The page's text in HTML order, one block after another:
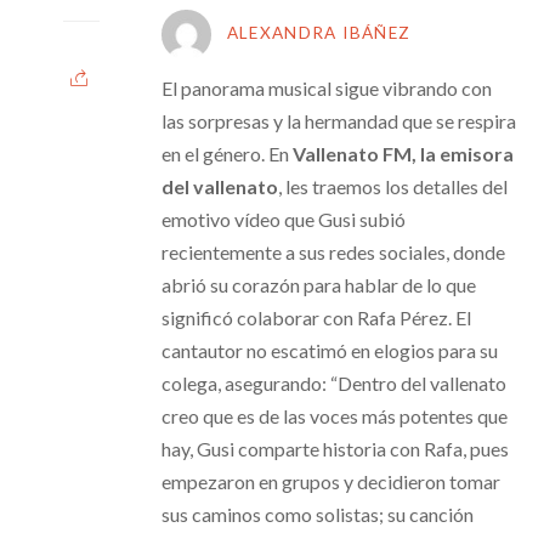
ALEXANDRA IBÁÑEZ
El panorama musical sigue vibrando con
las sorpresas y la hermandad que se respira
en el género. En Vallenato FM, la emisora
del vallenato , les traemos los detalles del
emotivo vídeo que Gusi subió
recientemente a sus redes sociales, donde
abrió su corazón para hablar de lo que
significó colaborar con Rafa Pérez. El
cantautor no escatimó en elogios para su
colega, asegurando: “Dentro del vallenato
creo que es de las voces más potentes que
hay, Gusi comparte historia con Rafa, pues
empezaron en grupos y decidieron tomar
sus caminos como solistas; su canción